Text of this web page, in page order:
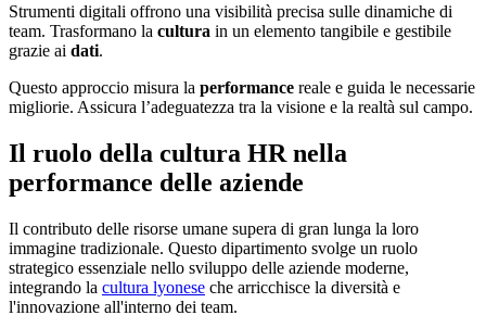
Strumenti digitali offrono una visibilità precisa sulle dinamiche di
team. Trasformano la cultura in un elemento tangibile e gestibile
grazie ai dati.
Questo approccio misura la performance reale e guida le necessarie
migliorie. Assicura l’adeguatezza tra la visione e la realtà sul campo.
Il ruolo della cultura HR nella
performance delle aziende
Il contributo delle risorse umane supera di gran lunga la loro
immagine tradizionale. Questo dipartimento svolge un ruolo
strategico essenziale nello sviluppo delle aziende moderne,
integrando la cultura lyonese che arricchisce la diversità e
l'innovazione all'interno dei team.